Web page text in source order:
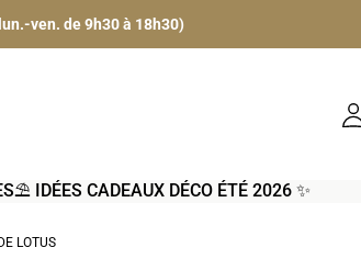
ven. de 9h30 à 18h30)
⛱️ IDÉES CADEAUX DÉCO ÉTÉ 2026 ✨
LOTUS